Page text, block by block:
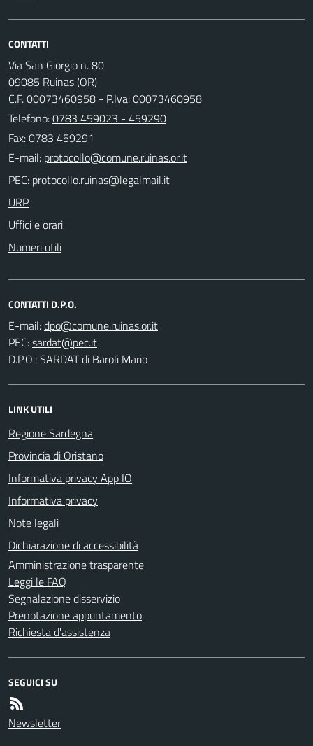
CONTATTI
Via San Giorgio n. 80
09085 Ruinas (OR)
C.F. 00073460958 - P.Iva: 00073460958
Telefono:0783 459023 - 459290
Fax: 0783 459291
E-mail:
PEC:
URP
Uffici e orari
Numeri utili
CONTATTI D.P.O.
E-mail:
PEC:
D.P.O.: SARDAT di Baroli Mario
LINK UTILI
Regione Sardegna
Provincia di Oristano
Informativa privacy App IO
Informativa privacy
Note legali
Dichiarazione di accessibilità
Amministrazione trasparente
Leggi le FAQ
Segnalazione disservizio
Prenotazione appuntamento
Richiesta d'assistenza
SEGUICI SU
Newsletter